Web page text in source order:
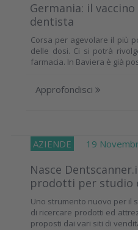
Germania: il
dentista
Corsa per agevolare il più
delle dosi. Ci si potrà
farmacia. In Baviera è già
Approfondisci
AZIENDE 19
Nasce
prodotti per studio
Uno strumento nuovo per il
di ricercare prodotti ed
proposti dai vari siti di